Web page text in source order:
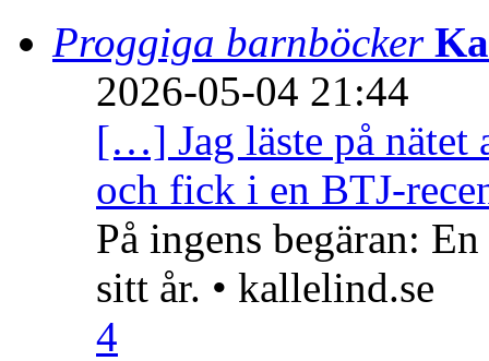
Proggiga barnböcker
2026-05-04 21:44
[…] Jag läste på nätet
och fick i en BTJ-
På ingens begäran:
sitt år. • kallelind.se
4